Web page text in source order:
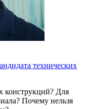
технических
конструкций? Для
Почему нельзя